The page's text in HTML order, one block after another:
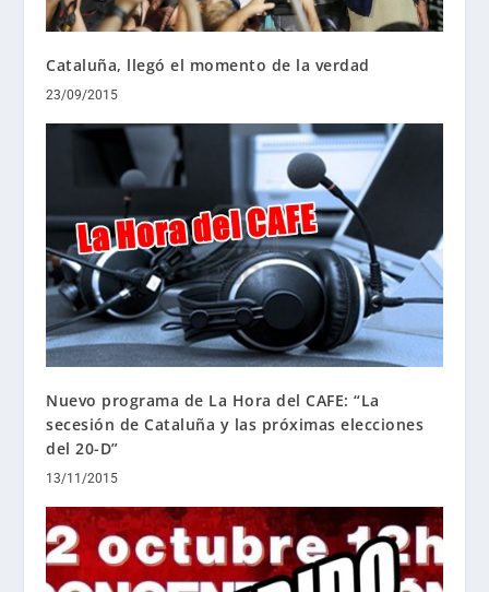
Cataluña, llegó el momento de la verdad
23/09/2015
Nuevo programa de La Hora del CAFE: “La
secesión de Cataluña y las próximas elecciones
del 20-D”
13/11/2015